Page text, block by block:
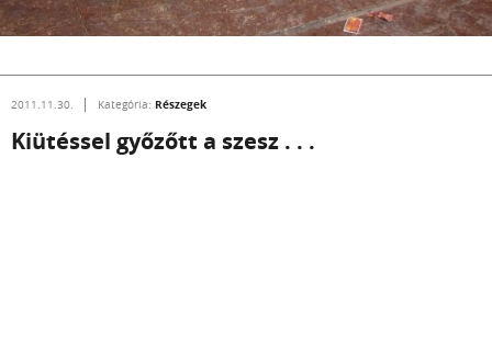
2011.11.30. Kategória: Részegek
Kiütéssel győzőtt a szesz . . .